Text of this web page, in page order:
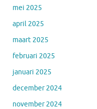
mei 2025
april 2025
maart 2025
februari 2025
januari 2025
december 2024
november 2024